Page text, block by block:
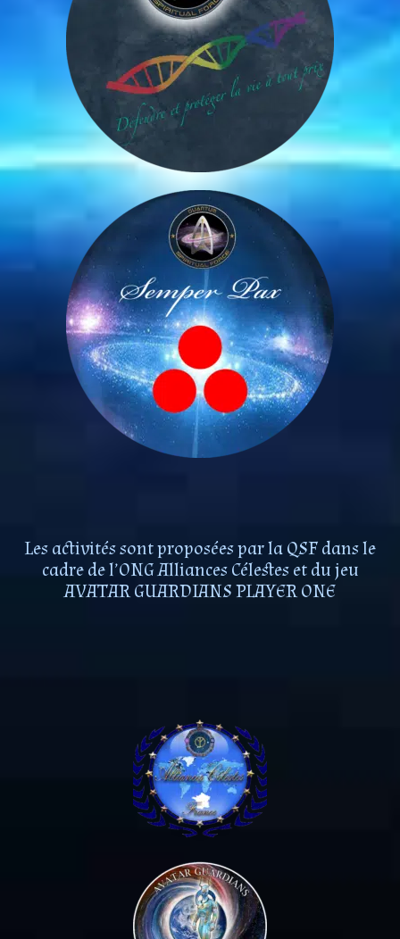
Les activités sont proposées par la QSF dans le
cadre de l’ONG Alliances Célestes et du jeu
AVATAR GUARDIANS PLAYER ONE